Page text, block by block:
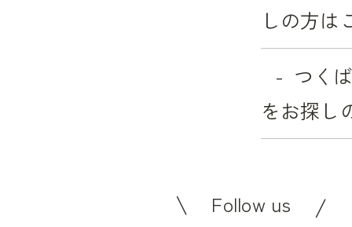
しの方は
つく
をお探し
Follow us